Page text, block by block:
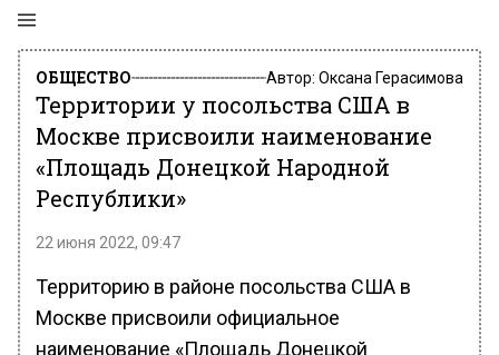
ОБЩЕСТВО Автор: Оксана Герасимова
Территории у посольства США в
Москве присвоили наименование
«Площадь Донецкой Народной
Республики»
22 июня 2022, 09:47
Территорию в районе посольства США в
Москве присвоили официальное
наименование «Площадь Донецкой